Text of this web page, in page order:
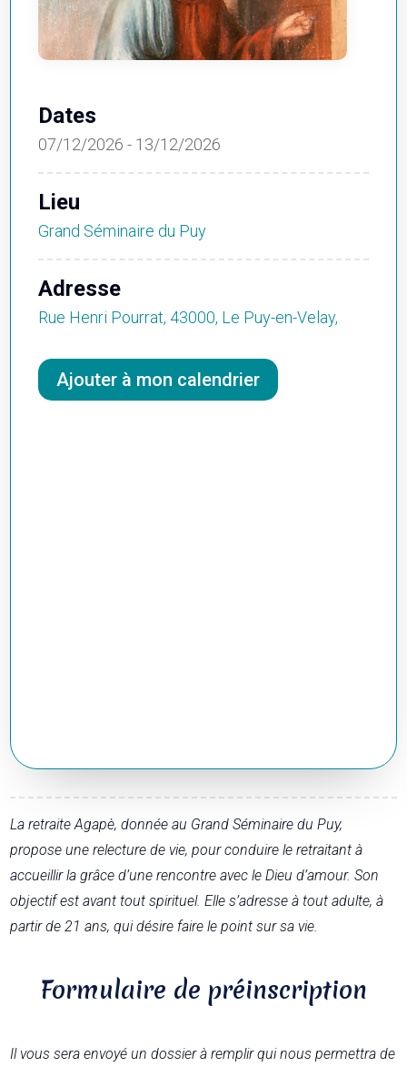
Dates
07/12/2026 - 13/12/2026
Lieu
Grand Séminaire du Puy
Adresse
Rue Henri Pourrat, 43000, Le Puy-en-Velay,
Ajouter à mon calendrier
La retraite Agapè, donnée au Grand Séminaire du Puy,
propose une relecture de vie, pour conduire le retraitant à
accueillir la grâce d’une rencontre avec le Dieu d’amour. Son
objectif est avant tout spirituel. Elle s’adresse à tout adulte, à
partir de 21 ans, qui désire faire le point sur sa vie.
Formulaire de préinscription
Il vous sera envoyé un dossier à remplir qui nous permettra de